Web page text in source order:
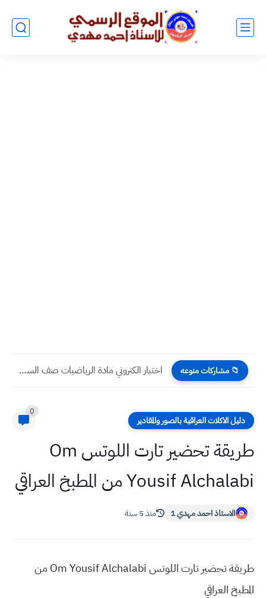
📁 مشاركات منوعه اختبار الكتروني مادة الرياضيات صف السادس الابتدائي الفصل الثاني
دليل الاكلات العراقية بالصور والمقادير
0
طريقة تحضير تارت اللوتس Om
Yousif Alchalabi من المطبخ العراقي
الاستاذ احمد مهدي 1 منذ 5 سنة
طريقة تحضير تارت اللوتس Om Yousif Alchalabi من
المطبخ العراقي